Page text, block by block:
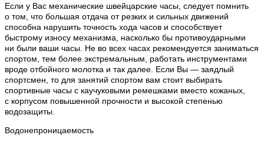
Если у Вас механические швейцарские часы, следует помнить
о том, что большая отдача от резких и сильных движений
способна нарушить точность хода часов и способствует
быстрому износу механизма, насколько бы противоударными
ни были ваши часы. Не во всех часах рекомендуется заниматься
спортом, тем более экстремальным, работать инструментами
вроде отбойного молотка и так далее. Если Вы — заядлый
спортсмен, то для занятий спортом вам стоит выбирать
спортивные часы с каучуковыми ремешками вместо кожаных,
с корпусом повышенной прочности и высокой степенью
водозащиты.
Водонепроницаемость